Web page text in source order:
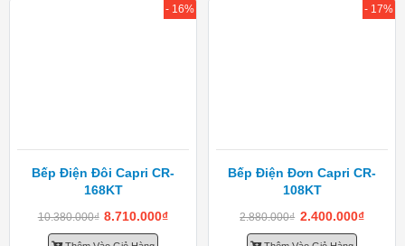
Bếp Điện Đôi Capri CR-
168KT
10.380.000₫ 8.710.000₫
- 16%
Bếp Điện Đơn Capri CR-
108KT
2.880.000₫ 2.400.000₫
- 17%